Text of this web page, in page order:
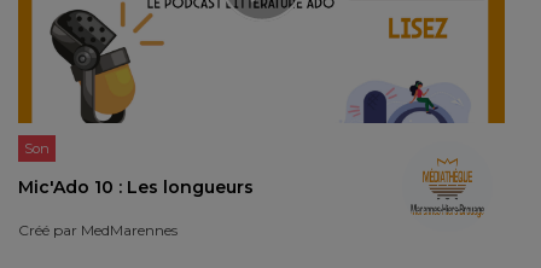
Son
Mic'Ado 10 : Les longueurs
Créé par MedMarennes